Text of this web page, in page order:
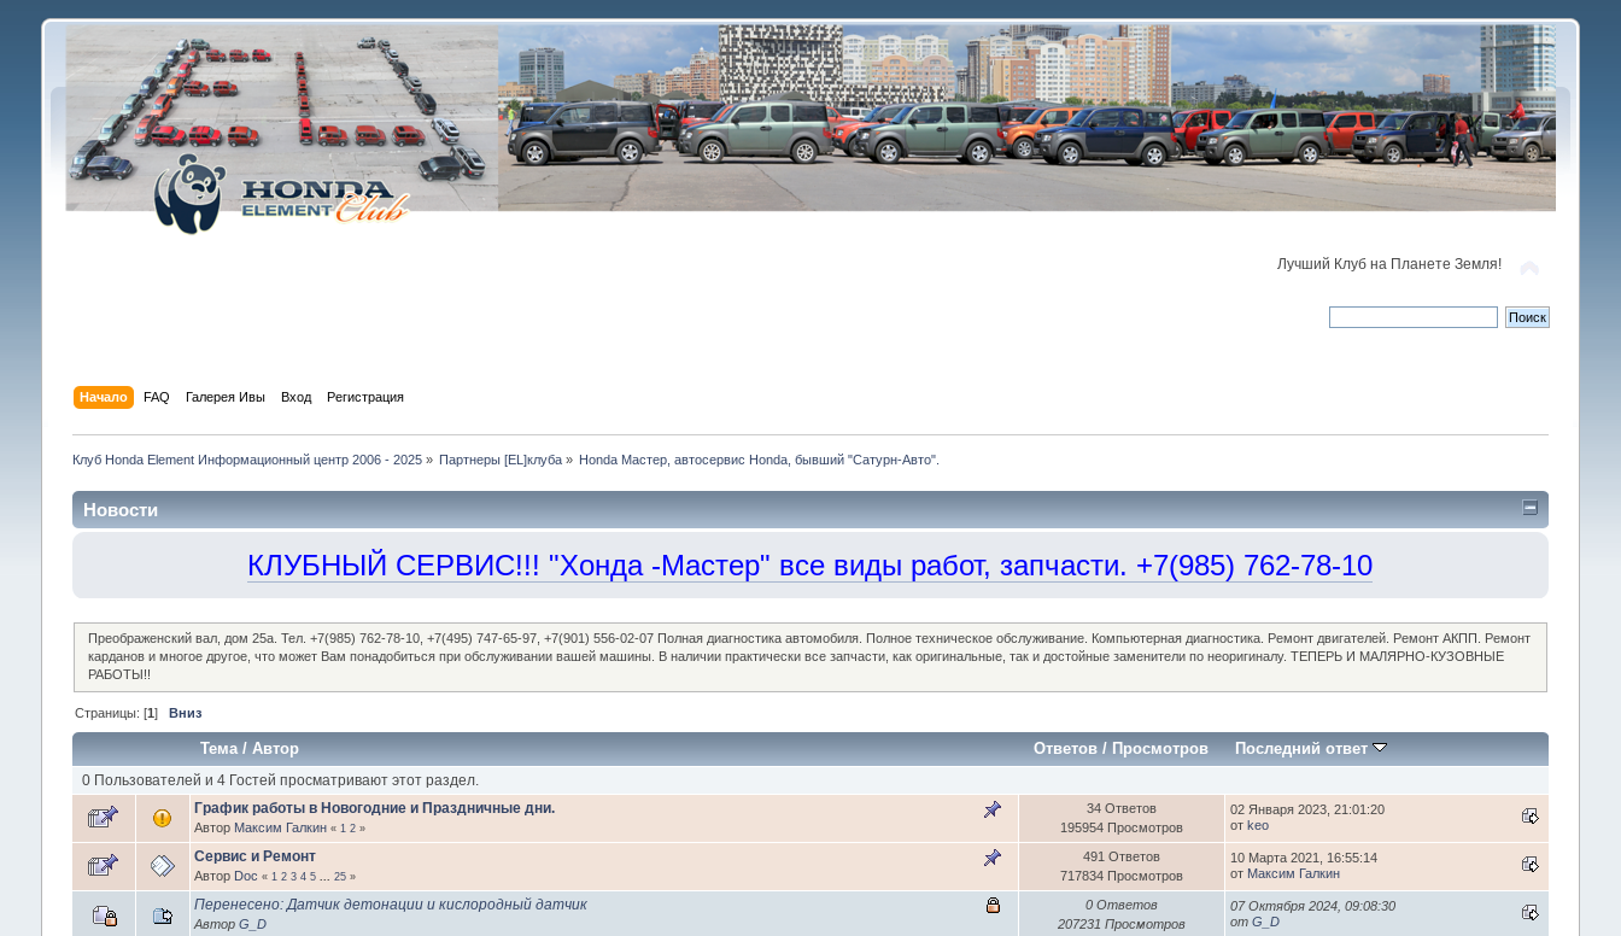
Лучший Клуб на Планете Земля!
Начало FAQ Галерея Ивы Вход Регистрация
Клуб Honda Element Информационный центр 2006 - 2025» Партнеры [EL]клуба » Honda Мастер, автосервис Honda, бывший "Сатурн-Авто".
Новости
КЛУБНЫЙ СЕРВИС!!! "Хонда -Мастер" все виды работ, запчасти. +7(985) 762-78-10
Преображенский вал, дом 25а. Тел. +7(985) 762-78-10, +7(495) 747-65-97, +7(901) 556-02-07 Полная диагностика автомобиля. Полное техническое обслуживание. Компьютерная диагностика. Ремонт двигателей. Ремонт АКПП. Ремонт
карданов и многое другое, что может Вам понадобиться при обслуживании вашей машины. В наличии практически все запчасти, как оригинальные, так и достойные заменители по неоригиналу. ТЕПЕРЬ И МАЛЯРНО-КУЗОВНЫЕ
РАБОТЫ!!
Страницы: [1] Вниз
Тема/ Автор Ответов/ Просмотров Последний ответ
0 Пользователей и 4 Гостей просматривают этот раздел.
График работы в Новогодние и Праздничные дни.
Автор Максим Галкин « 1 2»
34 Ответов
195954 Просмотров
02 Января 2023, 21:01:20
от keo
Сервис и Ремонт
Автор Doc « 1 2 3 4 5 25»
491 Ответов
717834 Просмотров
10 Марта 2021, 16:55:14
от Максим Галкин
Перенесено: Датчик детонации и кислородный датчик
Автор G_D
0 Ответов
207231 Просмотров
07 Октября 2024, 09:08:30
от G_D